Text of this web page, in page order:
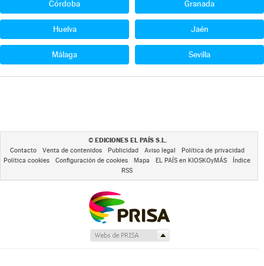
Córdoba Granada
Huelva Jaén
Málaga Sevilla
© EDICIONES EL PAÍS S.L.
Contacto Venta de contenidos Publicidad Aviso legal
Política de privacidad
Política cookies
Configuración de cookies Mapa EL PAÍS en KIOSKOyMÁS
Índice
RSS